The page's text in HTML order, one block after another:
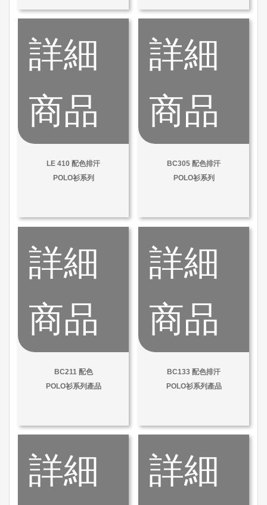
詳細
商品
LE 410 配色排汗
POLO衫系列
詳細
商品
BC305 配色排汗
POLO衫系列
詳細
商品
BC211 配色
POLO衫系列產品
詳細
商品
BC133 配色排汗
POLO衫系列產品
詳細 詳細